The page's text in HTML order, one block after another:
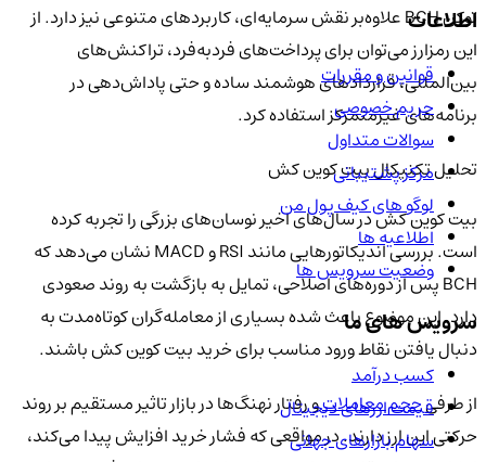
توکن BCH علاوه‌بر نقش سرمایه‌ای، کاربردهای متنوعی نیز دارد. از
این رمزارز می‌توان برای پرداخت‌های فردبه‌فرد، تراکنش‌های
بین‌المللی، قراردادهای هوشمند ساده و حتی پاداش‌دهی در
برنامه‌های غیرمتمرکز استفاده کرد.
تحلیل تکنیکال بیت کوین کش
بیت کوین کش در سال‌های اخیر نوسان‌های بزرگی را تجربه کرده
است. بررسی اندیکاتورهایی مانند RSI و MACD نشان می‌دهد که
BCH پس از دوره‌های اصلاحی، تمایل به بازگشت به روند صعودی
دارد. این موضوع باعث شده بسیاری از معامله‌گران کوتاه‌مدت به
دنبال یافتن نقاط ورود مناسب برای خرید بیت کوین کش باشند.
از طرفیحجم معاملاتو رفتار نهنگ‌ها در بازار تاثیر مستقیم بر روند
حرکتی این ارز دارند. در مواقعی که فشار خرید افزایش پیدا می‌کند،
اطلاعات
قوانین و مقررات
حریم خصوصی
سوالات متداول
مرکز پشتیبانی
لوگو های کیف پول من
اطلاعیه ها
وضعیت سرویس ها
سرویس های ما
کسب درآمد
قیمت ارزهای دیجیتال
سهام بازارهای جهانی